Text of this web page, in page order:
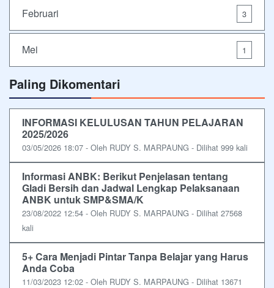
Februari 3
Mei 1
Paling Dikomentari
INFORMASI KELULUSAN TAHUN PELAJARAN
2025/2026
03/05/2026 18:07 - Oleh RUDY S. MARPAUNG - Dilihat 999 kali
Informasi ANBK: Berikut Penjelasan tentang
Gladi Bersih dan Jadwal Lengkap Pelaksanaan
ANBK untuk SMP&SMA/K
23/08/2022 12:54 - Oleh RUDY S. MARPAUNG - Dilihat 27568
kali
5+ Cara Menjadi Pintar Tanpa Belajar yang Harus
Anda Coba
11/03/2023 12:02 - Oleh RUDY S. MARPAUNG - Dilihat 13671